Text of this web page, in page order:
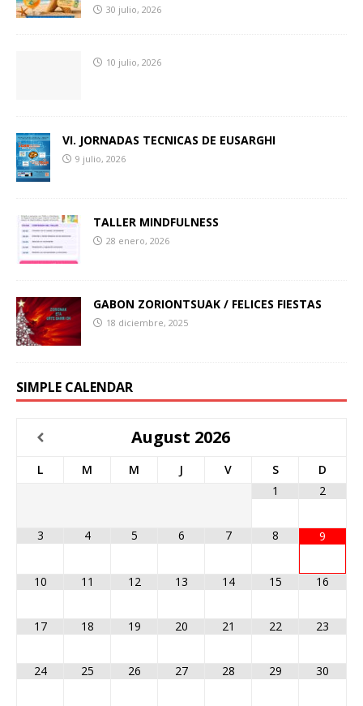
30 julio, 2026
10 julio, 2026
VI. JORNADAS TECNICAS DE EUSARGHI
9 julio, 2026
TALLER MINDFULNESS
28 enero, 2026
GABON ZORIONTSUAK / FELICES FIESTAS
18 diciembre, 2025
SIMPLE CALENDAR
August 2026
L M M J V S
D
1
2
3 4 5 6 7 8 9
10 11 12 13 14 15 16
17 18 19 20 21 22 23
24 25 26 27 28 29 30